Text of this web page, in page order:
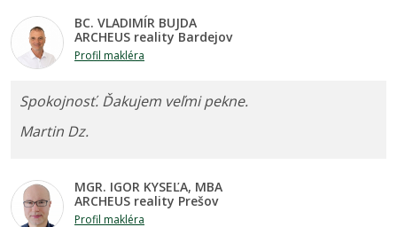
BC. VLADIMÍR BUJDA
ARCHEUS reality Bardejov
Profil makléra
Spokojnosť. Ďakujem veľmi pekne.
Martin Dz.
MGR. IGOR KYSEĽA, MBA
ARCHEUS reality Prešov
Profil makléra